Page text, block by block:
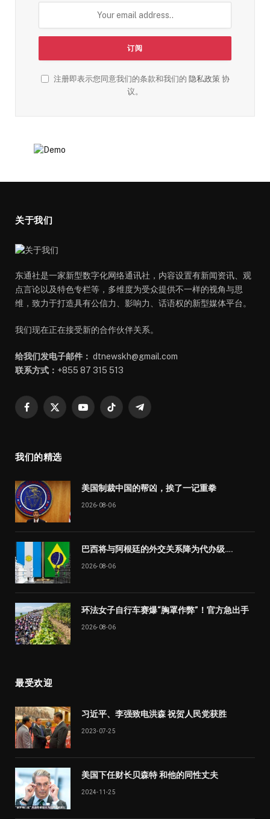
注册即表示您同意我们的条款和我们的 隐私政策协
议。
关于我们
东通社是一家新型数字化网络通讯社，内容设置有新闻资讯、观
点言论以及特色专栏等，多维度为受众提供不一样的视角与思
维，致力于打造具有公信力、影响力、话语权的新型媒体平台。
我们现在正在接受新的合作伙伴关系。
给我们发电子邮件： dtnewskh@gmail.com
联系方式： +855 87 315 513
Facebook
X
YouTubeTikTok Telegram
我们的精选
美国制裁中国的帮凶，挨了一记重拳
2026-08-06
巴西将与阿根廷的外交关系降为代办级….
2026-08-06
环法女子自行车赛爆“胸罩作弊”！官方急出手
2026-08-06
最受欢迎
习近平、李强致电洪森 祝贺人民党获胜
2023-07-25
美国下任财长贝森特 和他的同性丈夫
2024-11-25